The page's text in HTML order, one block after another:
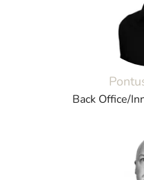
Back Office/